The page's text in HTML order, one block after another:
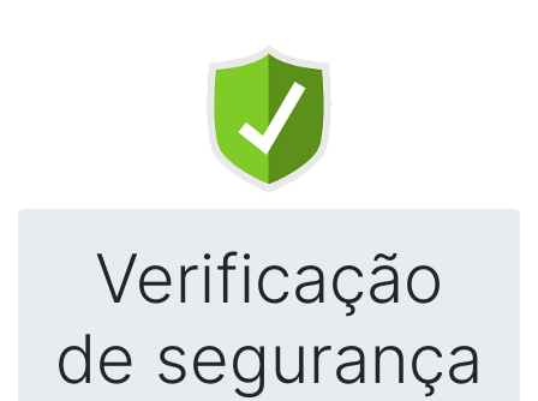
Verificação
de segurança